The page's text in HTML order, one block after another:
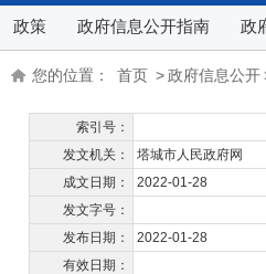
政策 政府信息公开指南 政
您的位置： 首页 >政府信息公开
索引号：
发文机关：
塔城市人民政府网
成文日期：
2022-01-28
发文字号：
发布日期：
2022-01-28
有效日期：